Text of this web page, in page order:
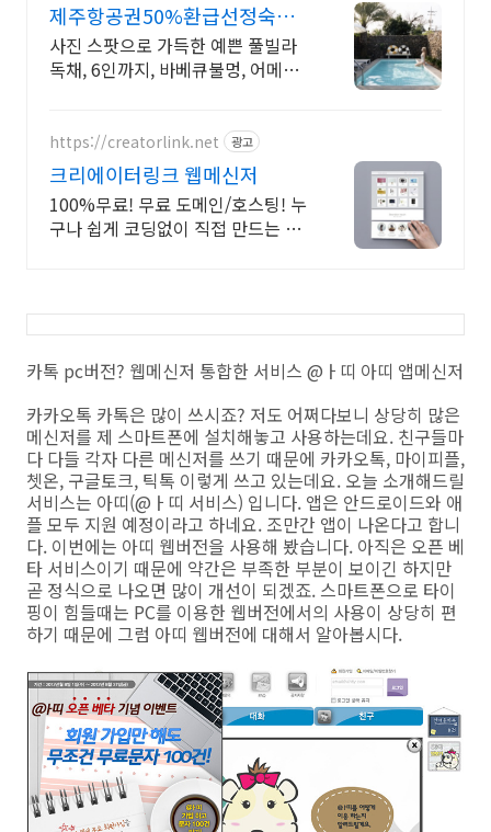
제주항공권50%환급선정숙소
대문을 여는 순간 예쁨 가득
사진 스팟으로 가득한 예쁜 풀빌라
독채, 6인까지, 바베큐불멍, 어메니
호텔급 시설 인테리어
https://creatorlink.net 광고
크리에이터링크 웹메신저
100%무료! 무료 도메인/호스팅! 누
구나 쉽게 코딩없이 직접 만드는 홈
카톡 pc버전? 웹메신저 통합한 서비스 @ㅏ띠 아띠 앱메신저
카카오톡 카톡은 많이 쓰시죠? 저도 어쩌다보니 상당히 많은
메신저를 제 스마트폰에 설치해놓고 사용하는데요. 친구들마
다 다들 각자 다른 메신저를 쓰기 때문에 카카오톡, 마이피플,
쳇온, 구글토크, 틱톡 이렇게 쓰고 있는데요. 오늘 소개해드릴
서비스는 아띠(@ㅏ띠 서비스) 입니다. 앱은 안드로이드와 애
플 모두 지원 예정이라고 하네요. 조만간 앱이 나온다고 합니
다. 이번에는 아띠 웹버전을 사용해 봤습니다. 아직은 오픈 베
타 서비스이기 때문에 약간은 부족한 부분이 보이긴 하지만
곧 정식으로 나오면 많이 개선이 되겠죠. 스마트폰으로 타이
핑이 힘들때는 PC를 이용한 웹버전에서의 사용이 상당히 편
하기 때문에 그럼 아띠 웹버전에 대해서 알아봅시다.